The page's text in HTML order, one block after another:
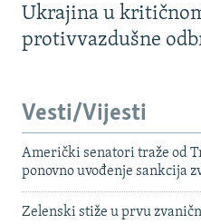
Ukrajina u
protivvazdušne
Vesti/Vijesti
Američki senatori traže od
ponovno uvođenje sankcija
Zelenski stiže u prvu